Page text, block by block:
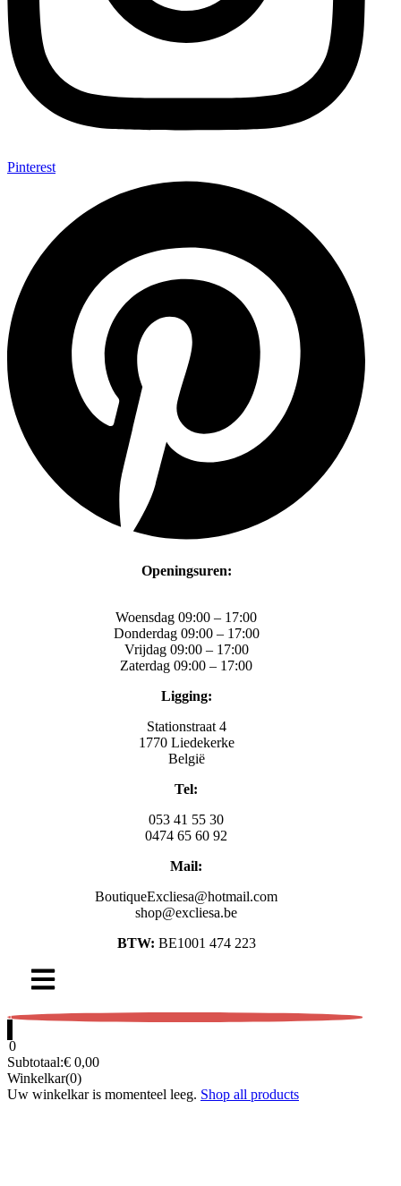
Pinterest
Openingsuren:
Woensdag 09:00 – 17:00
Donderdag 09:00 – 17:00
Vrijdag 09:00 – 17:00
Zaterdag 09:00 – 17:00
Ligging:
Stationstraat 4
1770 Liedekerke
België
Tel:
053 41 55 30
0474 65 60 92
Mail:
BoutiqueExcliesa@hotmail.com
shop@excliesa.be
BTW: BE1001 474 223
0
0
Subtotaal:€ 0,00
Winkelkar(0)
Uw winkelkar is momenteel leeg. Shop all products